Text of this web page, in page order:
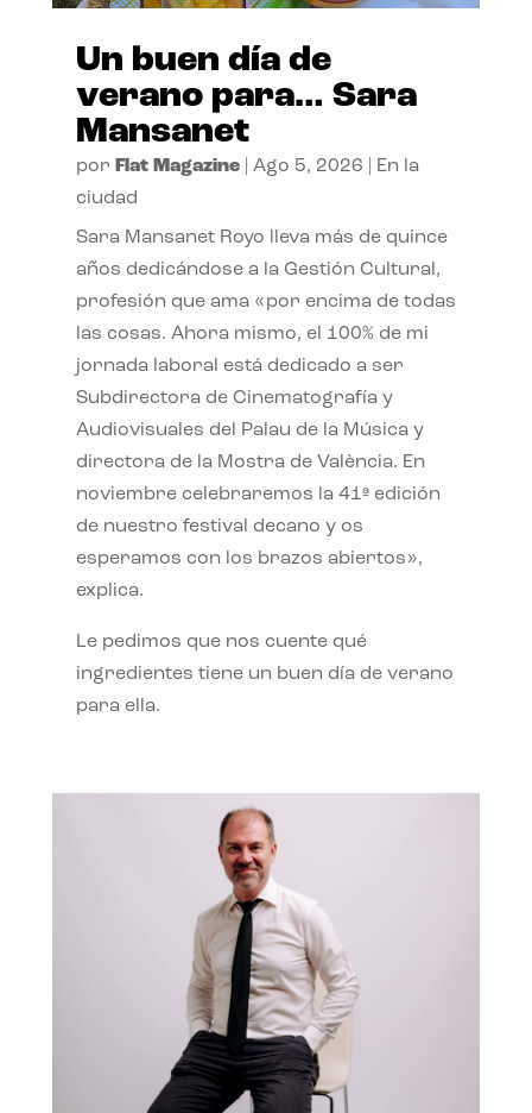
Un buen día de
verano para… Sara
Mansanet
por Flat Magazine| Ago 5, 2026
En la
ciudad
Sara Mansanet Royo lleva más de quince
años dedicándose a la Gestión Cultural,
profesión que ama «por encima de todas
las cosas. Ahora mismo, el 100% de mi
jornada laboral está dedicado a ser
Subdirectora de Cinematografía y
Audiovisuales del Palau de la Música y
directora de la Mostra de València. En
noviembre celebraremos la 41ª edición
de nuestro festival decano y os
esperamos con los brazos abiertos»,
explica.
Le pedimos que nos cuente qué
ingredientes tiene un buen día de verano
para ella.